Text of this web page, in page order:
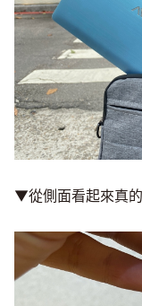
▼從側面看起來真